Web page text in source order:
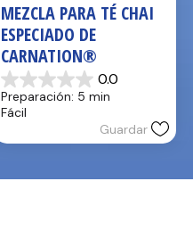
MEZCLA PARA TÉ CHAI
ESPECIADO DE
CARNATION®
0.0
0.0
de
5
Preparación: 5 min
Fácil
Guardar